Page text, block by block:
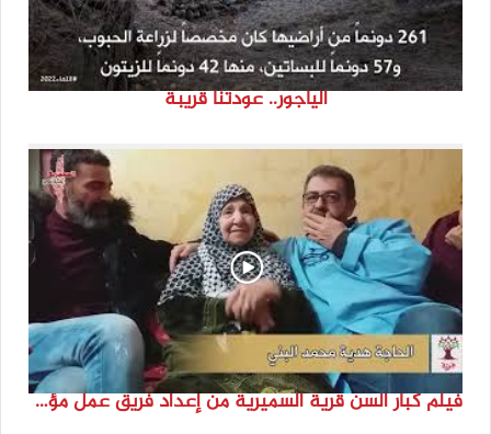
الياجور.. عودتنا قريبة
فيلم كبار السن قرية السميرية من إعداد فريق عمل مؤسسة هوية